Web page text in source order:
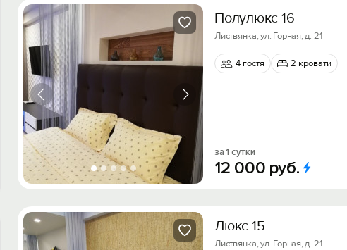
Полулюкс 16
Листвянка, ул. Горная, д. 21
4 гостя 2 кровати
за 1 сутки
12 000 руб.
Люкс 15
Листвянка, ул. Горная, д. 21